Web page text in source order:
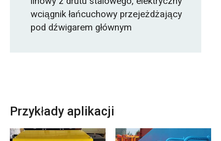
wciągnik łańcuchowy przejeżdżający
pod dźwigarem głównym
Przykłady aplikacji